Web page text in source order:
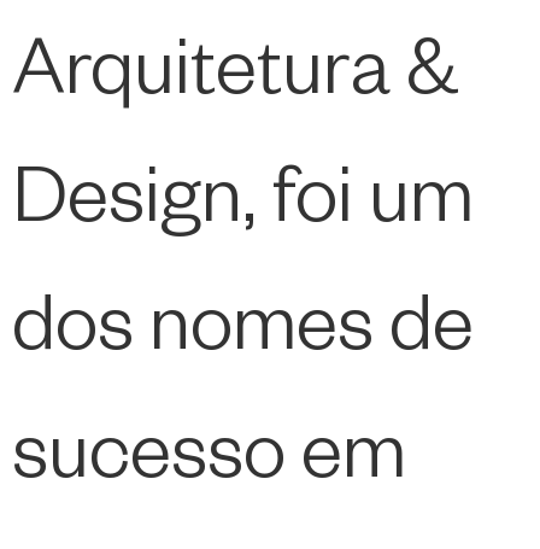
Arquitetura &
Design, foi um
dos nomes de
sucesso em